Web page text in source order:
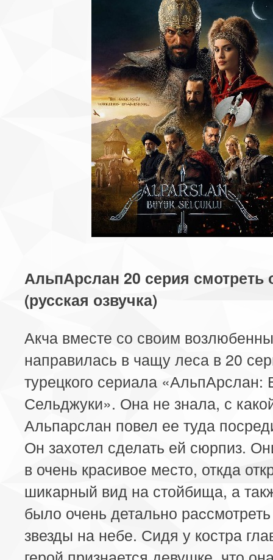
АльпАрслан 20 серия смотреть
(русская озвучка)
Акча вместе со своим
направилась в чащу леса в 20
турецкого сериала «АльпАрслан:
Сельджуки». Она не знала, с
Альпарслан повел ее туда
Он захотел сделать ей сюрпиз.
в очень красивое место, откда
шикарный вид на стойбища, а
было очень детально
звезды на небе. Сидя у костра